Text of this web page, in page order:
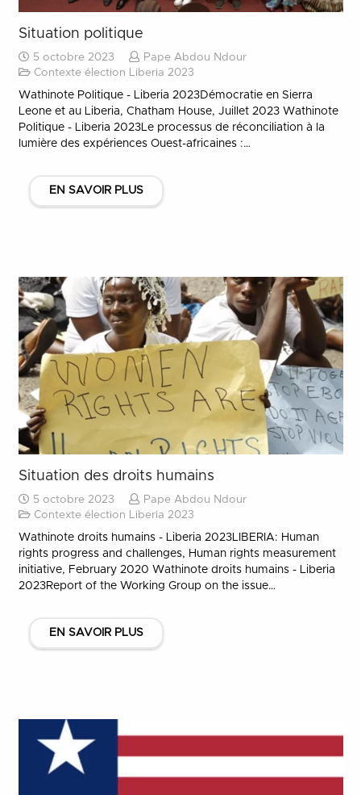
Situation politique
5 octobre 2023
Pape Abdou Ndour
Contexte élection Liberia 2023
Wathinote Politique - Liberia 2023Démocratie en Sierra
Leone et au Liberia, Chatham House, Juillet 2023 Wathinote
Politique - Liberia 2023Le processus de réconciliation à la
lumière des expériences Ouest-africaines :…
EN SAVOIR PLUS
Situation des droits humains
5 octobre 2023
Pape Abdou Ndour
Contexte élection Liberia 2023
Wathinote droits humains - Liberia 2023LIBERIA: Human
rights progress and challenges, Human rights measurement
initiative, February 2020 Wathinote droits humains - Liberia
2023Report of the Working Group on the issue…
EN SAVOIR PLUS